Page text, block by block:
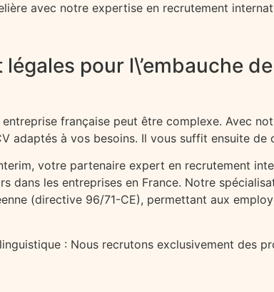
avec notre expertise en recrutement
pour l\’embauche
française peut être complexe. Avec
adaptés à vos besoins. Il vous suffit ensuite
votre partenaire expert en recrutement
dans les entreprises en France. Notre
(directive 96/71-CE), permettant aux
: Nous recrutons exclusivement des